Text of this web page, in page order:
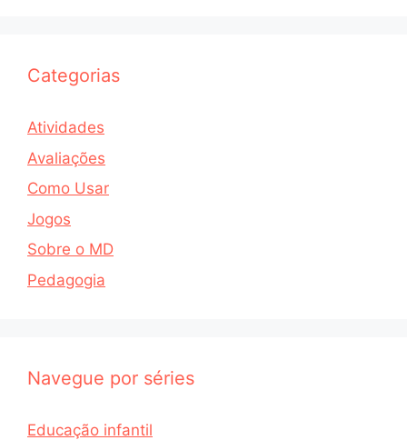
Categorias
Atividades
Avaliações
Como Usar
Jogos
Sobre o MD
Pedagogia
Navegue por séries
Educação infantil